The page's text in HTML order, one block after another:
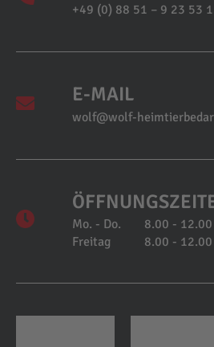
+49 (0) 88 51 – 9 23 53
E-MAIL
wolf@wolf-
Mo. - Do. 8.00 -
Freitag
8.00 -